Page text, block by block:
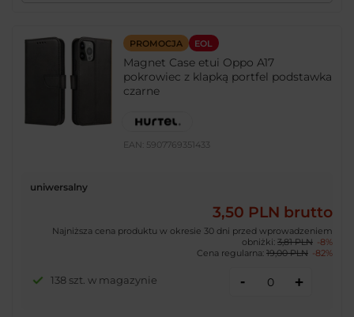
PROMOCJA EOL
Magnet Case etui Oppo A17
pokrowiec z klapką portfel podstawka
czarne
EAN: 5907769351433
uniwersalny
3,50 PLN brutto
Najniższa cena produktu w okresie 30 dni przed wprowadzeniem
obniżki: 3,81 PLN -8%
Cena regularna: 19,00 PLN -82%
138 szt. w magazynie - +